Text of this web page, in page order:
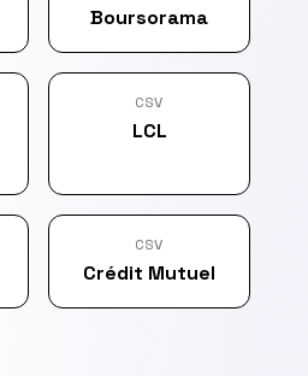
Boursorama
CSV
LCL
CSV
Crédit Mutuel